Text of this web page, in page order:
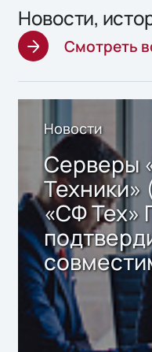
Новости,
Смотреть
Новости
Серверы
Техники»
«СФ Тех»
решением
Storage
хранения